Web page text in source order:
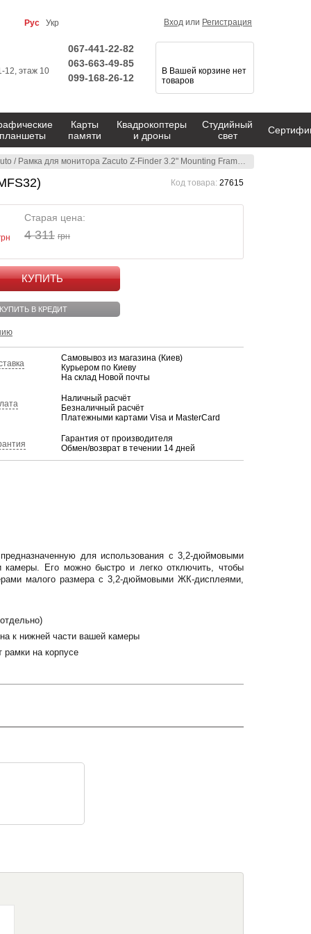
/ Рамка для монитора Zacuto Z-Finder 3.2" Mounting Frame for DSLRs (Z-MFS32)
Код товара: 27615
Старая цена:
4 311 грн
КУПИТЬ
КУПИТЬ В КРЕДИТ
Самовывоз из магазина (Киев)
Курьером по Киеву
На склад Новой почты
Наличный расчёт
Безналичный расчёт
Платежными картами Visa и MasterCard
Гарантия от производителя
Обмен/возврат в течении 14 дней
для использования с 3,2-дюймовыми
камеры.
Его можно быстро и легко отключить, чтобы
малого размера с 3,2-дюймовыми ЖК-дисплеями,
к нижней части вашей камеры
на корпусе
Рус Укр Вход или Регистрация
12, этаж 10
067-441-22-82
063-663-49-85
099-168-26-12
В Вашей корзине нет
товаров
планшеты
Карты
памяти
Квадрокоптеры
и дроны
Студийный
свет